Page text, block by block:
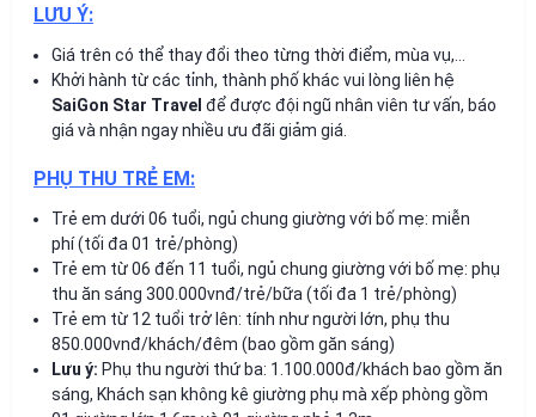
LƯU Ý:
Giá trên có thể thay đổi theo từng thời điểm, mùa vụ,…
Khởi hành từ các tỉnh, thành phố khác vui lòng liên hệ
SaiGon Star Travel để được đội ngũ nhân viên tư vấn, báo
giá và nhận ngay nhiều ưu đãi giảm giá.
PHỤ THU TRẺ EM:
Trẻ em dưới 06 tuổi, ngủ chung giường với bố mẹ: miễn
phí (tối đa 01 trẻ/phòng)
Trẻ em từ 06 đến 11 tuổi, ngủ chung giường với bố mẹ: phụ
thu ăn sáng 300.000vnđ/trẻ/bữa (tối đa 1 trẻ/phòng)
Trẻ em từ 12 tuổi trở lên: tính như người lớn, phụ thu
850.000vnđ/khách/đêm (bao gồm găn sáng)
Lưu ý: Phụ thu người thứ ba: 1.100.000đ/khách bao gồm ăn
sáng, Khách sạn không kê giường phụ mà xếp phòng gồm